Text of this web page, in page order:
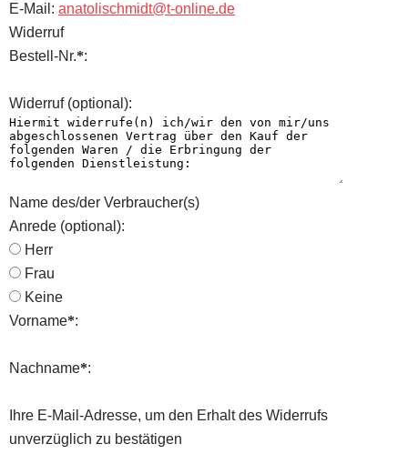
E-Mail: anatolischmidt@t-online.de
Widerruf
Bestell-Nr.*:
Widerruf (optional):
Name des/der Verbraucher(s)
Anrede (optional):
Herr
Frau
Keine
Vorname*:
Nachname*:
Ihre E-Mail-Adresse, um den Erhalt des Widerrufs
unverzüglich zu bestätigen